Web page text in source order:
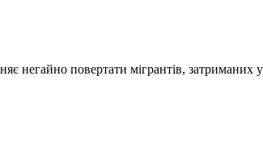
негайно повертати мігрантів, затриманих